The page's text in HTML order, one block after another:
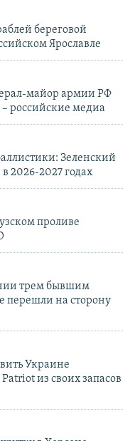
береговой
Ярославле
майор армии РФ
российские медиа
Зеленский
2026-2027 годах
проливе
трем бывшим
перешли на сторону
Украине
из своих запасов